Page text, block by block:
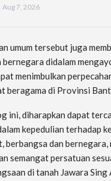
Aug 7, 2026
umum tersebut juga
bernegara didalam
menimbulkan
beragama di Provinsi
ini, diharapkan dapat
kepedulian terhadap
berbangsa dan bernegara,
semangat persatuan
di tanah Jawara